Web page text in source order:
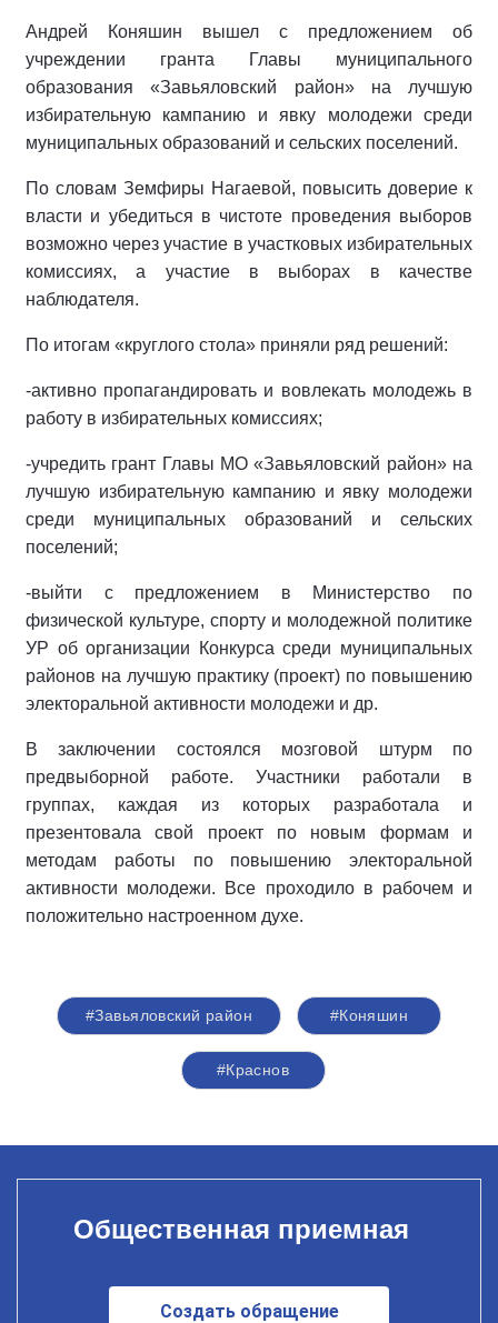
Андрей Коняшин вышел с предложением об
учреждении гранта Главы муниципального
образования «Завьяловский район» на лучшую
избирательную кампанию и явку молодежи среди
муниципальных образований и сельских поселений.
По словам Земфиры Нагаевой, повысить доверие к
власти и убедиться в чистоте проведения выборов
возможно через участие в участковых избирательных
комиссиях, а участие в выборах в качестве
наблюдателя.
По итогам «круглого стола» приняли ряд решений:
-активно пропагандировать и вовлекать молодежь в
работу в избирательных комиссиях;
-учредить грант Главы МО «Завьяловский район» на
лучшую избирательную кампанию и явку молодежи
среди муниципальных образований и сельских
поселений;
-выйти с предложением в Министерство по
физической культуре, спорту и молодежной политике
УР об организации Конкурса среди муниципальных
районов на лучшую практику (проект) по повышению
электоральной активности молодежи и др.
В заключении состоялся мозговой штурм по
предвыборной работе. Участники работали в
группах, каждая из которых разработала и
презентовала свой проект по новым формам и
методам работы по повышению электоральной
активности молодежи. Все проходило в рабочем и
положительно настроенном духе.
#Завьяловский район #Коняшин
#Краснов
Общественная приемная
Создать обращение